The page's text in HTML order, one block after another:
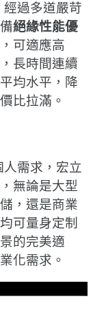
過多道嚴苛
絕緣性能優
，可適應高
長時間連續
均水平，降
比拉滿。
需求，宏立
，無論是大型
，還是商業
可量身定制
的完美適
化需求。